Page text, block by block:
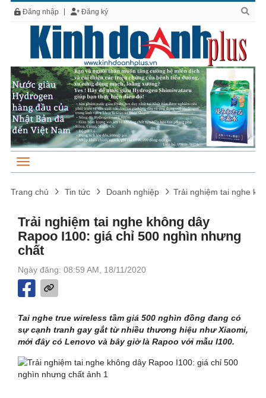
Đăng nhập Đăng ký
Trang chủ Tin tức Doanh nghiệp Trải nghiệm tai nghe
Trải nghiệm tai nghe không dây
Rapoo I100: giá chỉ 500 nghìn nhưng
chất
Ngày đăng: 08:59 AM, 18/11/2020
Tai nghe true wireless tầm giá 500 nghìn đồng đang có
sự cạnh tranh gay gắt từ nhiều thương hiệu như Xiaomi,
mới đây có Lenovo và bây giờ là Rapoo với mẫu I100.